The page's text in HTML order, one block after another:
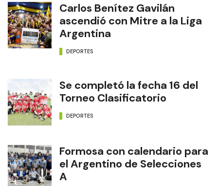
Carlos Benítez Gavilán
ascendió con Mitre a la Liga
Argentina
DEPORTES
Se completó la fecha 16 del
Torneo Clasificatorio
DEPORTES
Formosa con calendario para
el Argentino de Selecciones
A